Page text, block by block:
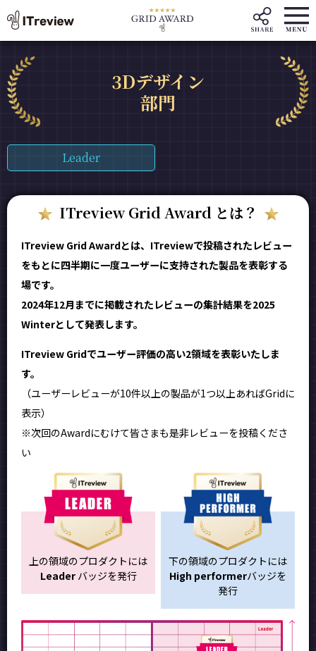
3Dデザイン
部門
Leader
ITreview Grid Award とは？
ITreview Grid Awardとは、ITreviewで投稿されたレビュー
をもとに四半期に一度ユーザーに支持された製品を表彰する
場です。
2024年12月までに掲載されたレビューの集計結果を2025
Winterとして発表します。
ITreview Gridでユーザー評価の高い2領域を表彰いたしま
す。
（ユーザーレビューが10件以上の製品が1つ以上あればGridに
表示）
※次回のAwardにむけて皆さまも是非レビューを投稿くださ
い
上の領域のプロダクトには
Leaderバッジを発行
下の領域のプロダクトには
High performerバッジを
発行